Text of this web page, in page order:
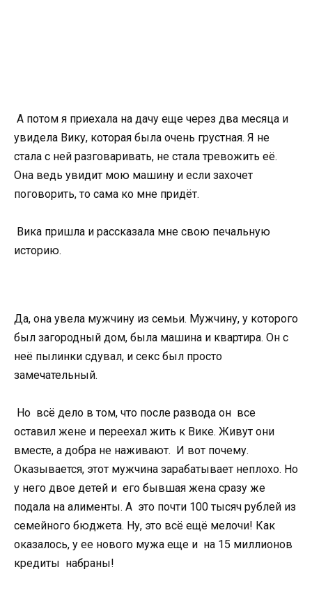
А потом я приехала на дачу еще через два месяца и
увидела Вику, которая была очень грустная. Я не
стала с ней разговаривать, не стала тревожить её.
Она ведь увидит мою машину и если захочет
поговорить, то сама ко мне придёт.
Вика пришла и рассказала мне свою печальную
историю.
Да, она увела мужчину из семьи. Мужчину, у которого
был загородный дом, была машина и квартира. Он с
неё пылинки сдувал, и секс был просто
замечательный.
Но всё дело в том, что после развода он все
оставил жене и переехал жить к Вике. Живут они
вместе, а добра не наживают. И вот почему.
Оказывается, этот мужчина зарабатывает неплохо. Но
у него двое детей и его бывшая жена сразу же
подала на алименты. А это почти 100 тысяч рублей из
семейного бюджета. Ну, это всё ещё мелочи! Как
оказалось, у ее нового мужа еще и на 15 миллионов
кредиты набраны!